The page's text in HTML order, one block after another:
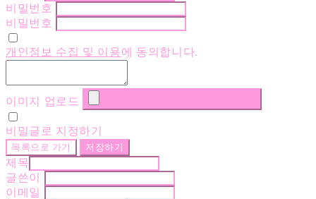
비밀번호
비밀번호
개인정보 수집 및 이용에 동의합니다.
이미지 업로드
비밀글로 지정하기
목록으로 가기 저장하기
제목
글쓴이
이메일